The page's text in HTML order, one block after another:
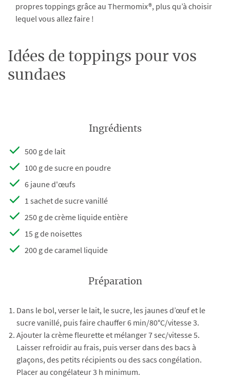
propres toppings grâce au Thermomix®, plus qu’à choisir
lequel vous allez faire !
Idées de toppings pour vos
sundaes
Ingrédients
500 g de lait
100 g de sucre en poudre
6 jaune d'œufs
1 sachet de sucre vanillé
250 g de crème liquide entière
15 g de noisettes
200 g de caramel liquide
Préparation
Dans le bol, verser le lait, le sucre, les jaunes d’œuf et le
sucre vanillé, puis faire chauffer 6 min/80°C/vitesse 3.
Ajouter la crème fleurette et mélanger 7 sec/vitesse 5.
Laisser refroidir au frais, puis verser dans des bacs à
glaçons, des petits récipients ou des sacs congélation.
Placer au congélateur 3 h minimum.